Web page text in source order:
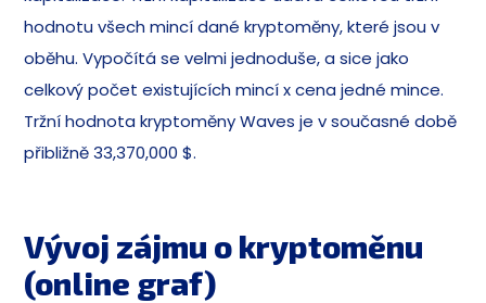
hodnotu všech mincí dané kryptoměny, které jsou v
oběhu. Vypočítá se velmi jednoduše, a sice jako
celkový počet existujících mincí x cena jedné mince.
Tržní hodnota kryptoměny Waves je v současné době
přibližně 33,370,000 $.
Vývoj zájmu o kryptoměnu
(online graf)